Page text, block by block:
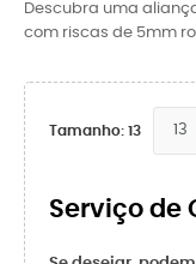
Descubra uma
com riscas de 5mm
Tamanho: 13
Serviço de